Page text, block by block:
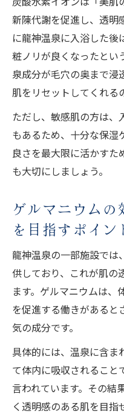
アクセスしや
ット紹介
美人の湯と評価さ
龍神温泉が美
を紐解く
肌に優しい龍
美肌成分ゲル
効果
ランキングで
ポイント
龍神温泉で注
とは
血行促進や疲
ム体験
美肌づくりに
健康志向の女
口コミで話題
ト
新陳代謝を促進し、透明
に龍神温泉に入浴した後
粧ノリが良くなったとい
泉成分が毛穴の奥まで浸
肌をリセットしてくれる
ただし、敏感肌の方は、
もあるため、十分な保湿
良さを最大限に活かすた
も大切にしましょう。
ゲルマニウム
を目指すポイン
龍神温泉の一部施設では
供しており、これが肌の
ます。ゲルマニウムは、
を促進する働きがあると
気の成分です。
具体的には、温泉に含ま
て体内に吸収されること
言われています。その結
く透明感のある肌を目指